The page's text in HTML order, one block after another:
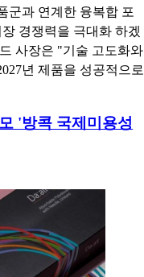
군과 연계한 융복합 포
경쟁력을 극대화 하겠
사장은 "기술 고도화와
년 제품을 성공적으로
'방콕 국제미용성